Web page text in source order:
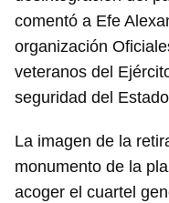
comentó a Efe
organización
veteranos del
seguridad del
La imagen de la
monumento de la
acoger el cuartel